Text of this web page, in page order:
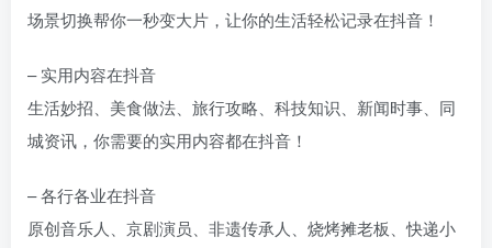
场景切换帮你一秒变大片，让你的生活轻松记录在抖音！
– 实用内容在抖音
生活妙招、美食做法、旅行攻略、科技知识、新闻时事、同
城资讯，你需要的实用内容都在抖音！
– 各行各业在抖音
原创音乐人、京剧演员、非遗传承人、烧烤摊老板、快递小